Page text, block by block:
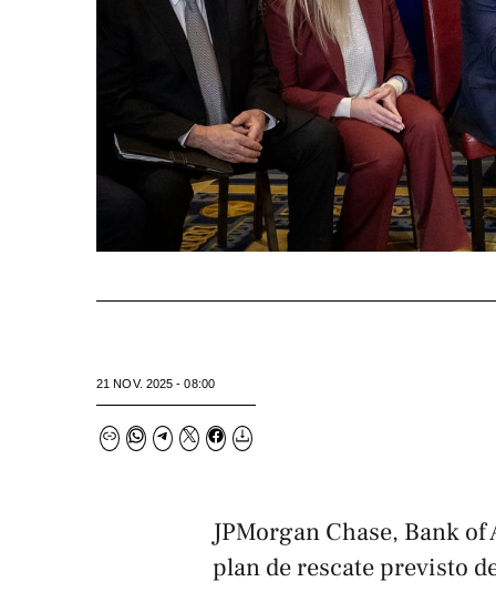
21 NOV. 2025 - 08:00
JPMorgan Chase, Bank
plan de rescate previsto